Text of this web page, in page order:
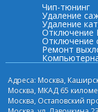
Чип-тюнинг
Удаление
Удаление
Отключение
Отключение
Ремонт
Адреса: Москва,
Москва, МКАД 65
Москва, Остаповский